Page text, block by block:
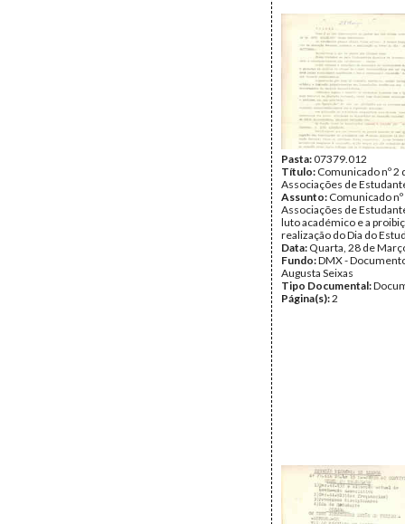
Pasta:07379.012
Título: Comunicado nº 2
Associações de
Assunto: Comunicado nº
Associações de
luto académico e a
realização do Dia do
Data: Quarta, 28 de
Fundo:DMX -
Augusta Seixas
Tipo Documental:
Página(s):2